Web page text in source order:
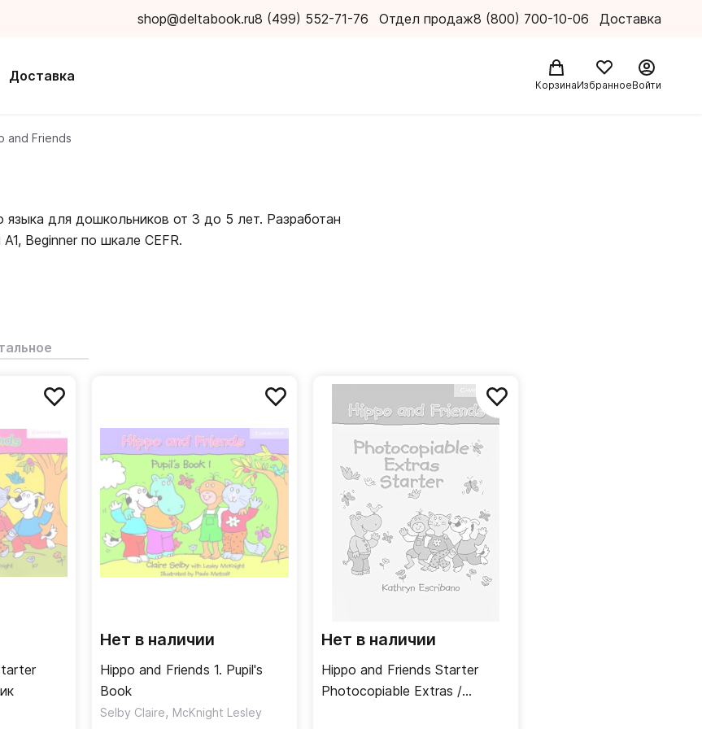
shop@deltabook.ru8 (499) 552-71-76 Отдел продаж8 (800) 700-10-06 Доставка
Доставка
КорзинаИзбранноеВойти
and Friends
языка для дошкольников от 3 до 5 лет. Разработан
Beginner по шкале CEFR.
письма и аудирования, необходимые для
Нет в наличии
Hippo and Friends 1. Pupil's
Book
Selby Claire, McKnight Lesley
Нет в наличии
Hippo and Friends Starter
Photocopiable Extras /